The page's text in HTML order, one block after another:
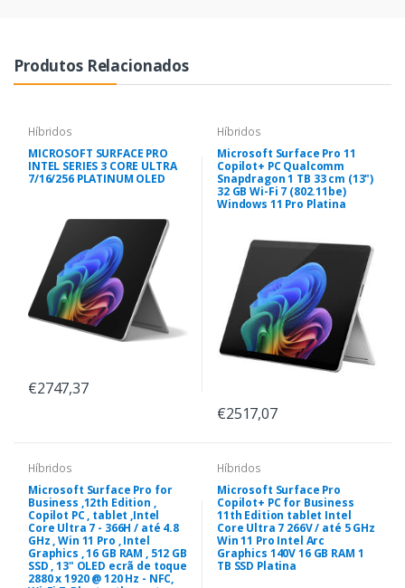
Produtos Relacionados
Híbridos
MICROSOFT SURFACE PRO
INTEL SERIES 3 CORE ULTRA
7/16/256 PLATINUM OLED
€2747,37
Híbridos
Microsoft Surface Pro 11
Copilot+ PC Qualcomm
Snapdragon 1 TB 33 cm (13")
32 GB Wi-Fi 7 (802.11be)
Windows 11 Pro Platina
€2517,07
Híbridos
Microsoft Surface Pro for
Business ,12th Edition ,
Copilot PC , tablet ,Intel
Core Ultra 7 - 366H / até 4.8
GHz , Win 11 Pro , Intel
Graphics , 16 GB RAM , 512 GB
SSD , 13" OLED ecrã de toque
2880 x 1920 @ 120 Hz - NFC,
Híbridos
Microsoft Surface Pro
Copilot+ PC for Business
11th Edition tablet Intel
Core Ultra 7 266V / até 5 GHz
Win 11 Pro Intel Arc
Graphics 140V 16 GB RAM 1
TB SSD Platina